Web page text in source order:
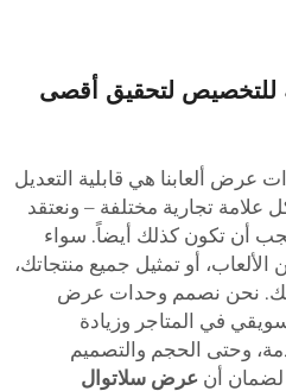
لتحقيق أقصى
ألعابنا هي قابلية التعديل
تجارية مختلفة – ونعتقد
أن تكون كذلك أيضاً. سواء
أو تمثيل جميع منتجاتك،
نحن نصمم وحدات عرض
في المتاجر وزيادة
وحتى الحجم والتصميم
أنعرض سلاتوال